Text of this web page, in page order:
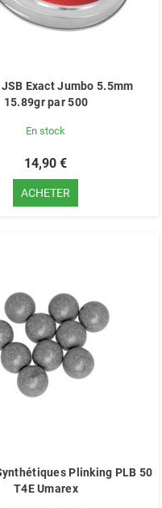
Exact Jumbo 5.5mm
15.89gr par 500
En stock
14,90 €
ACHETER
Plinking PLB 50
T4E Umarex